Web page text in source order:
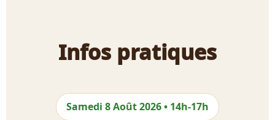
Infos pratiques
Samedi 8 Août 2026 • 14h-17h